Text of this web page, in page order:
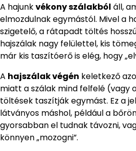
A hajunkvékony szálakból áll,
elmozdulnak egymástól. Mivel a
szigetelő, a rátapadt töltés
hajszálak nagy felülettel, kis
már kis taszítóerő is elég, hogy
A hajszálak végén keletkező
miatt a szálak mind felfelé (vagy
töltések taszítják egymást. Ez a
látványos máshol, például a
gyorsabban el tudnak távozni,
könnyen „mozogni”.